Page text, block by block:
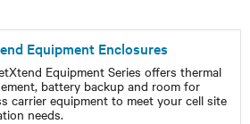
Equipment Enclosures
Equipment Series offers thermal
battery backup and room for
carrier equipment to meet your cell site
needs.